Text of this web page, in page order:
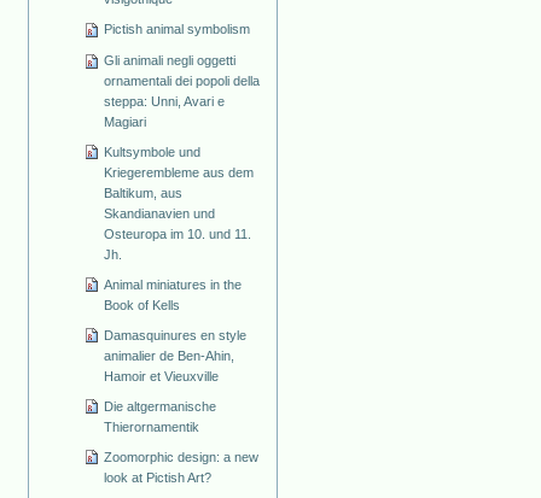
Pictish animal symbolism
Gli animali negli oggetti
ornamentali dei popoli della
steppa: Unni, Avari e
Magiari
Kultsymbole und
Kriegerembleme aus dem
Baltikum, aus
Skandianavien und
Osteuropa im 10. und 11.
Jh.
Animal miniatures in the
Book of Kells
Damasquinures en style
animalier de Ben-Ahin,
Hamoir et Vieuxville
Die altgermanische
Thierornamentik
Zoomorphic design: a new
look at Pictish Art?